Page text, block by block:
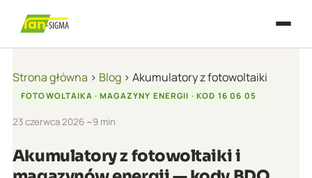
Strona główna › Blog› Akumulatory z fotowoltaiki
FOTOWOLTAIKA · MAGAZYNY ENERGII · KOD 16 06 05
23 czerwca 2026· ~9 min
Akumulatory z fotowoltaiki i